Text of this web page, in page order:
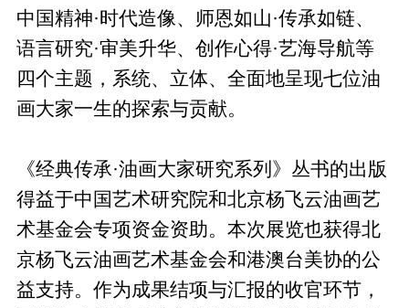
中国精神·时代造像、师恩如山·传承如链、
语言研究·审美升华、创作心得·艺海导航等
四个主题，系统、立体、全面地呈现七位油
画大家一生的探索与贡献。
《经典传承·油画大家研究系列》丛书的出版
得益于中国艺术研究院和北京杨飞云油画艺
术基金会专项资金资助。本次展览也获得北
京杨飞云油画艺术基金会和港澳台美协的公
益支持。作为成果结项与汇报的收官环节，